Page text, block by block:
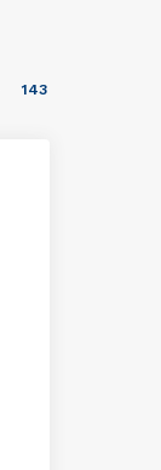
143